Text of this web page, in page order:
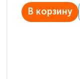
В корзину